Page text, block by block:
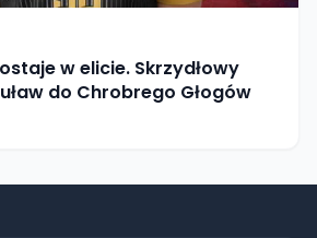
w elicie. Skrzydłowy
do Chrobrego Głogów